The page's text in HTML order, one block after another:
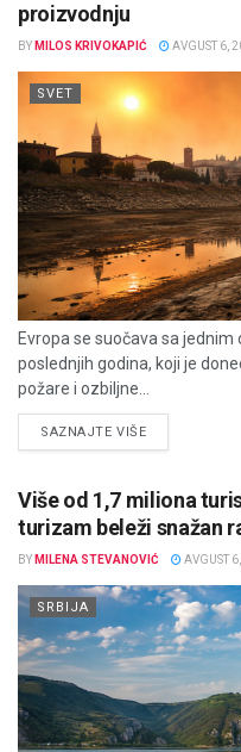
proizvodnju
BY MILOS KRIVOKAPIĆ AVGUST 6,
SVET
Evropa se suočava sa
poslednjih godina, koji je
požare i ozbiljne...
SAZNAJTE VIŠEDETAILS
Više od 1,7 miliona
turizam beleži snažan
BY MILENA STEVANOVIĆ AVGUST
SRBIJA